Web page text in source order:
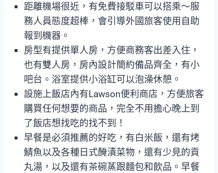
距離機場很近，有免費接駁車可以搭乘～服
務人員態度超棒，會引導外國旅客使用自助
報到機器。
房型有提供單人房，方便商務客出差入住，
也有雙人房，房內設計簡約備品齊全，有小
吧台。浴室提供小浴缸可以泡澡休憩。
設施上飯店內有Lawson便利商店，方便旅客
購買任何想要的商品，完全不用擔心晚上到
了飯店想找吃的找不到！
早餐是必須推薦的好吃，有白米飯，還有烤
鯖魚以及各種日式醃漬菜物，還有少見的貢
丸湯，以及還有茶碗蒸跟麵包和飲品。早餐